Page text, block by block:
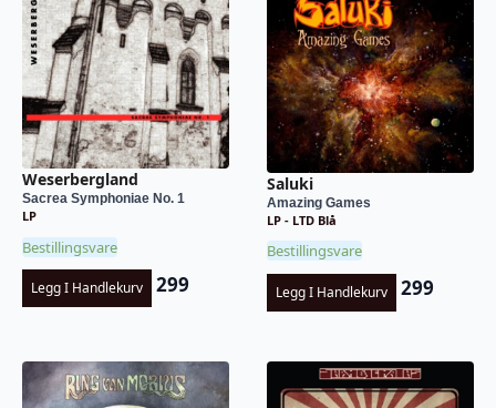
Weserbergland
Sacrea Symphoniae No. 1
LP
Bestillingsvare
Legg I Handlekurv 299
Saluki
Amazing Games
LP - LTD Blå
Bestillingsvare
Legg I Handlekurv 299